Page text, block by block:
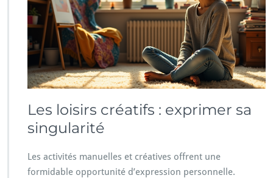
Les loisirs créatifs : exprimer sa
singularité
Les activités manuelles et créatives offrent une
formidable opportunité d’expression personnelle.